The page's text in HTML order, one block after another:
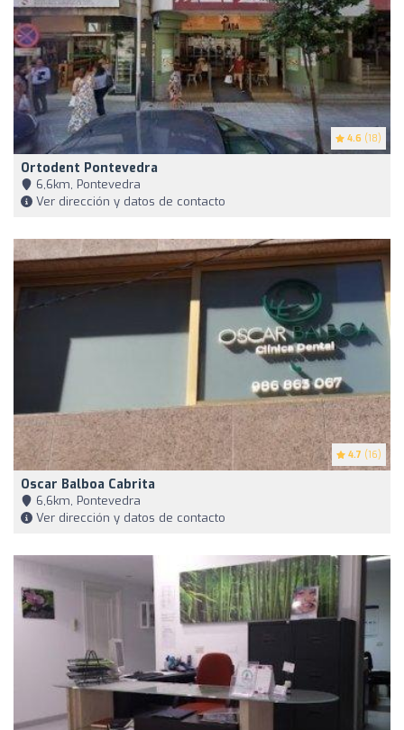
4.6 (18)
Ortodent Pontevedra
6,6km, Pontevedra
Ver dirección y datos de contacto
4.7 (16)
Oscar Balboa Cabrita
6,6km, Pontevedra
Ver dirección y datos de contacto